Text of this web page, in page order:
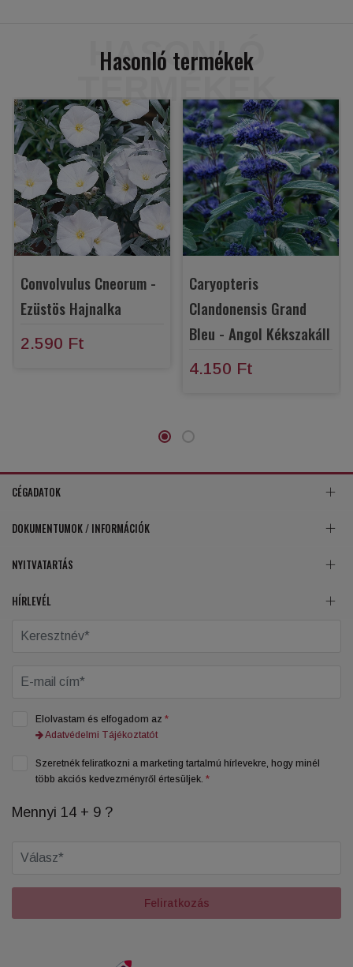
Hasonló termékek
HASONLÓ
TERMÉKEK
Convolvulus Cneorum -
Ezüstös Hajnalka
2.590 Ft
Caryopteris
Clandonensis Grand
Bleu - Angol Kékszakáll
4.150 Ft
CÉGADATOK
DOKUMENTUMOK / INFORMÁCIÓK
NYITVATARTÁS
HÍRLEVÉL
Elolvastam és elfogadom az *
Adatvédelmi Tájékoztatót
Szeretnék feliratkozni a marketing tartalmú hírlevekre, hogy minél
több akciós kedvezményről értesüljek. *
Mennyi 14 + 9 ?